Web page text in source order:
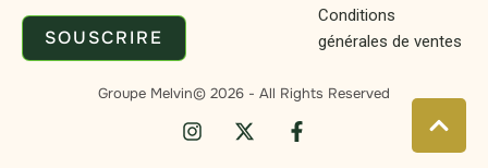
SOUSCRIRE
Conditions
générales de ventes
Groupe Melvin© 2026 - All Rights Reserved